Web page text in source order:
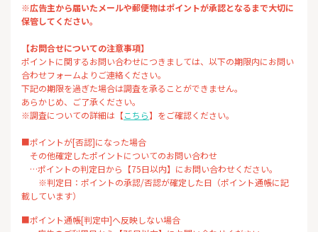
※広告主から届いたメールや郵便物はポイントが承認となるまで大切に
保管してください。
【お問合せについての注意事項】
ポイントに関するお問い合わせにつきましては、以下の期限内にお問い
合わせフォームよりご連絡ください。
下記の期限を過ぎた場合は調査を承ることができません。
あらかじめ、ご了承ください。
※調査についての詳細は【こちら】をご確認ください。
■ポイントが[否認]になった場合
その他確定したポイントについてのお問い合わせ
…ポイントの判定日から【75日以内】にお問い合わせください。
※判定日：ポイントの承認/否認が確定した日（ポイント通帳に記
載しています）
■ポイント通帳[判定中]へ反映しない場合